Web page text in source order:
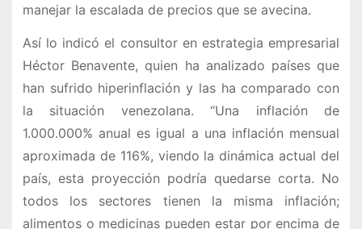
manejar la escalada de precios que se avecina.
Así lo indicó el consultor en estrategia empresarial
Héctor Benavente, quien ha analizado países que
han sufrido hiperinflación y las ha comparado con
la situación venezolana. “Una inflación de
1.000.000% anual es igual a una inflación mensual
aproximada de 116%, viendo la dinámica actual del
país, esta proyección podría quedarse corta. No
todos los sectores tienen la misma inflación;
alimentos o medicinas pueden estar por encima de